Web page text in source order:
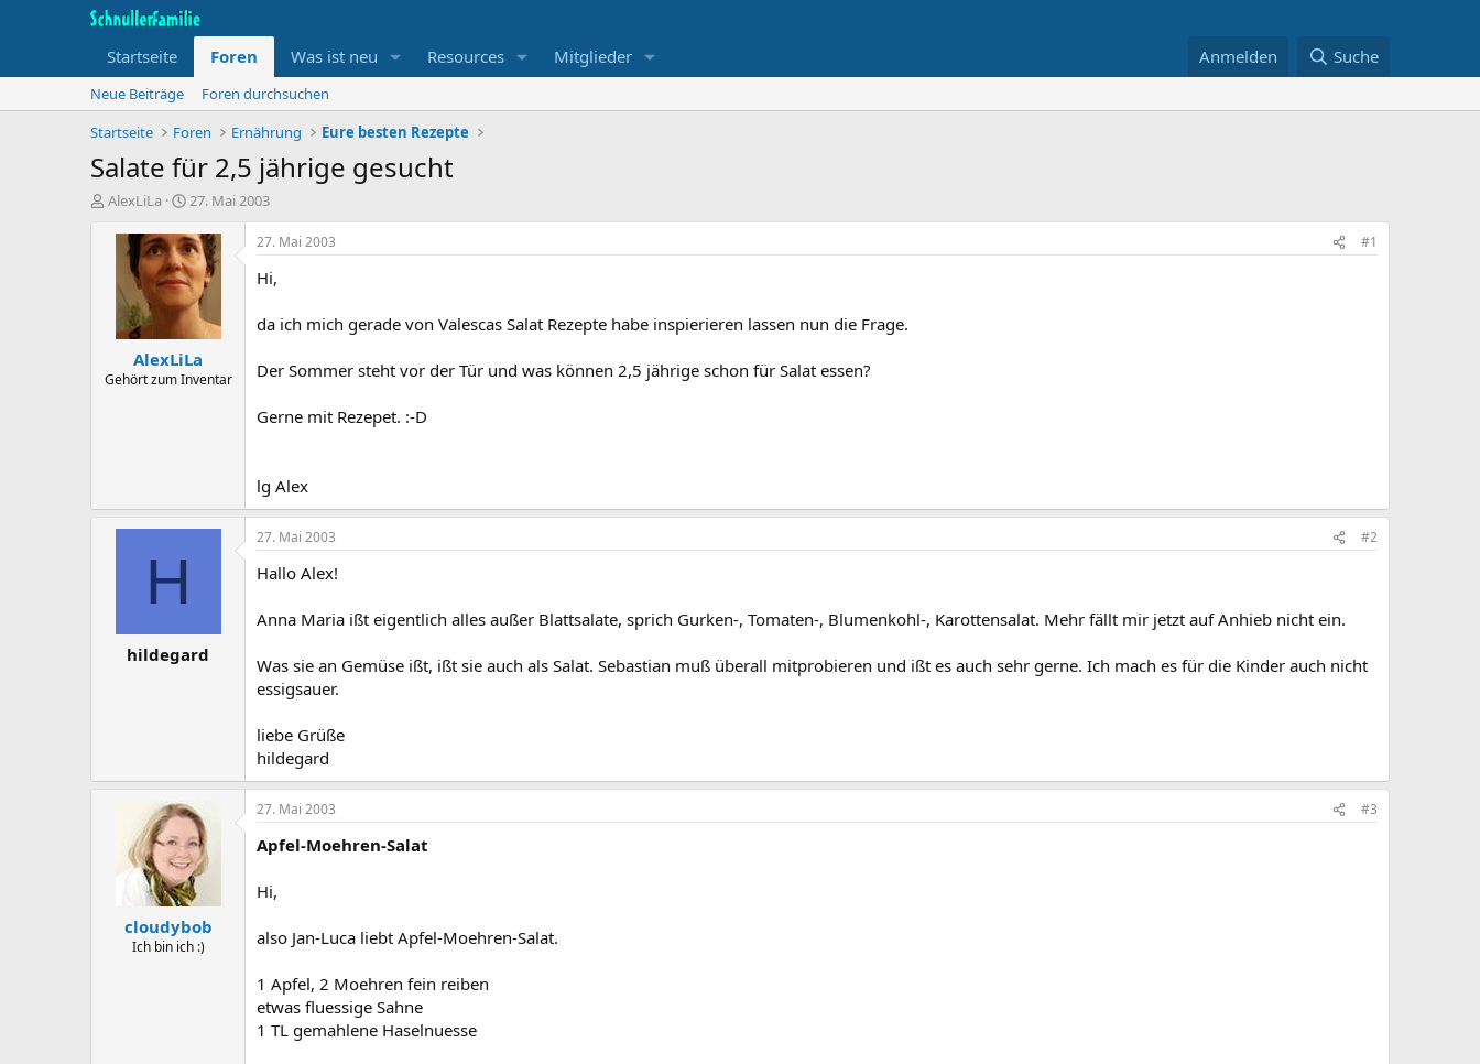
Startseite Foren Was ist neu Resources Mitglieder Anmelden Suche
Neue Beiträge
Foren durchsuchen
Startseite
Foren Ernährung Eure besten Rezepte
Salate für 2,5 jährige gesucht
T
r
AlexLiLa
B
g
i
n
n
d
a
t
u
27. Mai 2003
AlexLiLa
Gehört zum Inventar
27. Mai 2003 #1
Hi,
da ich mich gerade von Valescas Salat Rezepte habe inspierieren lassen nun die Frage.
Der Sommer steht vor der Tür und was können 2,5 jährige schon für Salat essen?
Gerne mit Rezepet. :-D
lg Alex
H
hildegard
27. Mai 2003 #2
Hallo Alex!
Anna Maria ißt eigentlich alles außer Blattsalate, sprich Gurken-, Tomaten-, Blumenkohl-, Karottensalat. Mehr fällt mir jetzt auf Anhieb nicht ein.
Was sie an Gemüse ißt, ißt sie auch als Salat. Sebastian muß überall mitprobieren und ißt es auch sehr gerne. Ich mach es für die Kinder auch nicht
essigsauer.
liebe Grüße
hildegard
cloudybob
Ich bin ich :)
27. Mai 2003 #3
Apfel-Moehren-Salat
Hi,
also Jan-Luca liebt Apfel-Moehren-Salat.
1 Apfel, 2 Moehren fein reiben
etwas fluessige Sahne
1 TL gemahlene Haselnuesse